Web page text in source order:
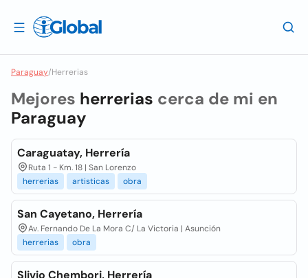
Paraguay/Herrerias
Mejores herrerias cerca de mi en
Paraguay
Caraguatay, Herrería
Ruta 1 - Km. 18 | San Lorenzo
herrerias
artisticas obra
San Cayetano, Herrería
Av. Fernando De La Mora C/ La Victoria | Asunción
herrerias
obra
Slivio Chembori, Herrería